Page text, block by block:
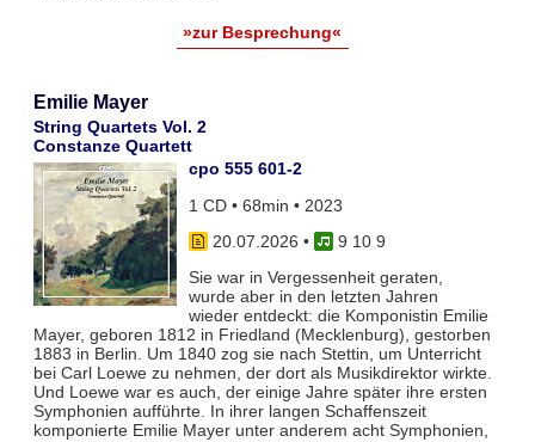
»zur Besprechung«
Emilie Mayer
String Quartets Vol. 2
Constanze Quartett
cpo 555 601-2
1 CD • 68min • 2023
20.07.2026 •
9 10 9
Sie war in Vergessenheit geraten,
wurde aber in den letzten Jahren
wieder entdeckt: die Komponistin Emilie
Mayer, geboren 1812 in Friedland (Mecklenburg), gestorben
1883 in Berlin. Um 1840 zog sie nach Stettin, um Unterricht
bei Carl Loewe zu nehmen, der dort als Musikdirektor wirkte.
Und Loewe war es auch, der einige Jahre später ihre ersten
Symphonien aufführte. In ihrer langen Schaffenszeit
komponierte Emilie Mayer unter anderem acht Symphonien,